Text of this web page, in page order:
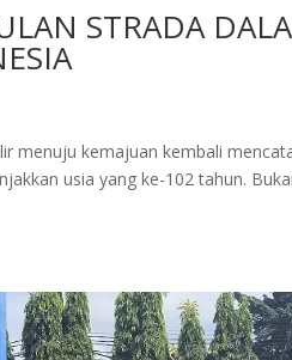
STRADA
menuju kemajuan kembali
usia yang ke-102 tahun.